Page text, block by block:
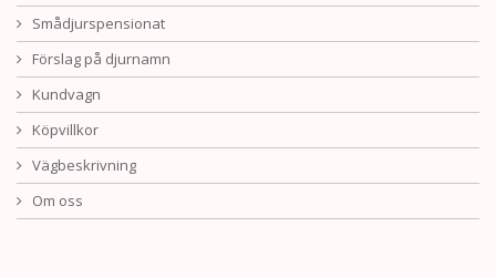
Smådjurspensionat
Förslag på djurnamn
Kundvagn
Köpvillkor
Vägbeskrivning
Om oss